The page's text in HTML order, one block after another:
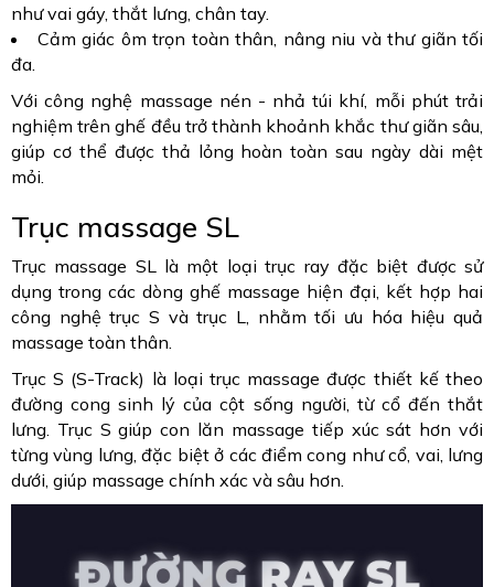
như vai gáy, thắt lưng, chân tay.
Cảm giác ôm trọn toàn thân, nâng niu và thư giãn tối
đa.
Với công nghệ massage nén - nhả túi khí, mỗi phút trải
nghiệm trên ghế đều trở thành khoảnh khắc thư giãn sâu,
giúp cơ thể được thả lỏng hoàn toàn sau ngày dài mệt
mỏi.
Trục massage SL
Trục massage SL là một loại trục ray đặc biệt được sử
dụng trong các dòng ghế massage hiện đại, kết hợp hai
công nghệ trục S và trục L, nhằm tối ưu hóa hiệu quả
massage toàn thân.
Trục S (S-Track) là loại trục massage được thiết kế theo
đường cong sinh lý của cột sống người, từ cổ đến thắt
lưng. Trục S giúp con lăn massage tiếp xúc sát hơn với
từng vùng lưng, đặc biệt ở các điểm cong như cổ, vai, lưng
dưới, giúp massage chính xác và sâu hơn.